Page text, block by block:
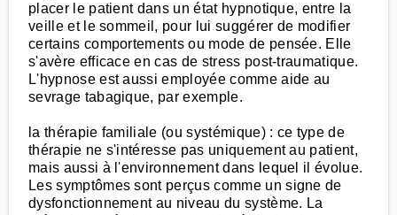
placer le patient dans un état hypnotique, entre la
veille et le sommeil, pour lui suggérer de modifier
certains comportements ou mode de pensée. Elle
s'avère efficace en cas de stress post-traumatique.
L'hypnose est aussi employée comme aide au
sevrage tabagique, par exemple.
la thérapie familiale (ou systémique) : ce type de
thérapie ne s'intéresse pas uniquement au patient,
mais aussi à l'environnement dans lequel il évolue.
Les symptômes sont perçus comme un signe de
dysfonctionnement au niveau du système. La